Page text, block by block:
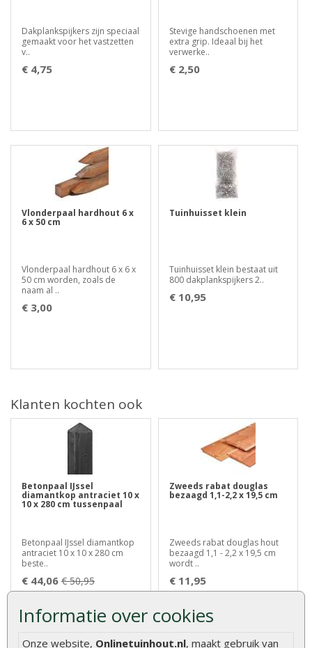
Informatie over cookies
Onze website, Onlinetuinhout.nl, maakt gebruik van
Dakplankspijkers zijn speciaal
gemaakt voor het vastzetten
v..
€ 4,75
Stevige handschoenen met
extra grip. Ideaal bij het
verwerke..
€ 2,50
Vlonderpaal hardhout 6 x
6 x 50 cm
Vlonderpaal hardhout 6 x 6 x
50 cm worden, zoals de
naam al ..
€ 3,00
Tuinhuisset klein
Tuinhuisset klein bestaat uit
800 dakplankspijkers 2..
€ 10,95
Klanten kochten ook
Betonpaal IJssel
diamantkop antraciet 10 x
10 x 280 cm tussenpaal
Betonpaal IJssel diamantkop
antraciet 10 x 10 x 280 cm
beste..
€ 44,06 € 50,95
Zweeds rabat douglas
bezaagd 1,1-2,2 x 19,5 cm
Zweeds rabat douglas hout
bezaagd 1,1 - 2,2 x 19,5 cm
wordt ..
€ 11,95